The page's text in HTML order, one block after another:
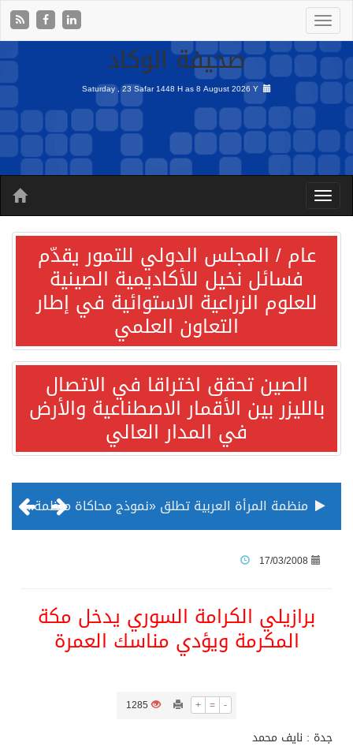
صحيفة الوكاد
Saturday , 23 Safar 1448 H as8 August 2026 Y
عام / المجلس الدولي للتمور يقدّم
فسائل نخيل للأكاديمية الصينية
للعلوم الزراعية الاستوائية في إطار
التعاون العلمي
الصين تحقق اختراقا في الاتصال
بالليزر بين الأقمار الاصطناعية والأرض
في المدار العالي
منظمة المرأة العربية تطلق «نموذج محاكاة منظمة المرأة العربية للشباب» بمشاركة 10 دول عربية..غدًا
17/03/2008
برازيلي الكرامة السوري يدخل مكة
المكرمة ويؤدي مناسك العمرة
+ = -
1285
جدة : نايف محمد